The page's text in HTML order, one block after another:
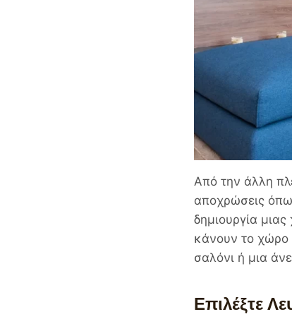
Από την άλλη
αποχρώσεις
δημιουργία
κάνουν το χώρο
σαλόνι ή μια
Επιλέξτε